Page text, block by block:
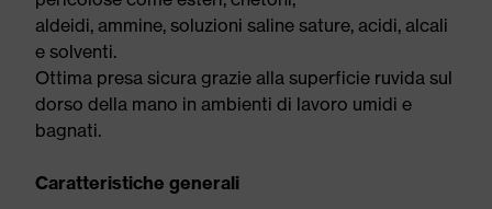
aldeidi, ammine, soluzioni saline sature, acidi, alcali
e solventi.
Ottima presa sicura grazie alla superficie ruvida sul
dorso della mano in ambienti di lavoro umidi e
bagnati.
Caratteristiche generali